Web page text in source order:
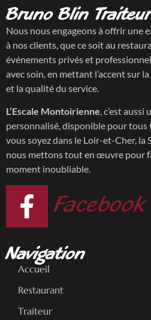
Bruno Blin Traiteur
Nous nous engageons à offrir une
à nos clients, que ce soit au
événements privés et
avec soin, en mettant l’accent sur
et la qualité du service.
L’Escale Montoirienne, c’est
personnalisé, disponible pour tous
vous soyez dans le Loir-et-Cher, la
nous mettons tout en œuvre pour
moment inoubliable.
Facebook
Navigation
Accueil
Restaurant
Traiteur